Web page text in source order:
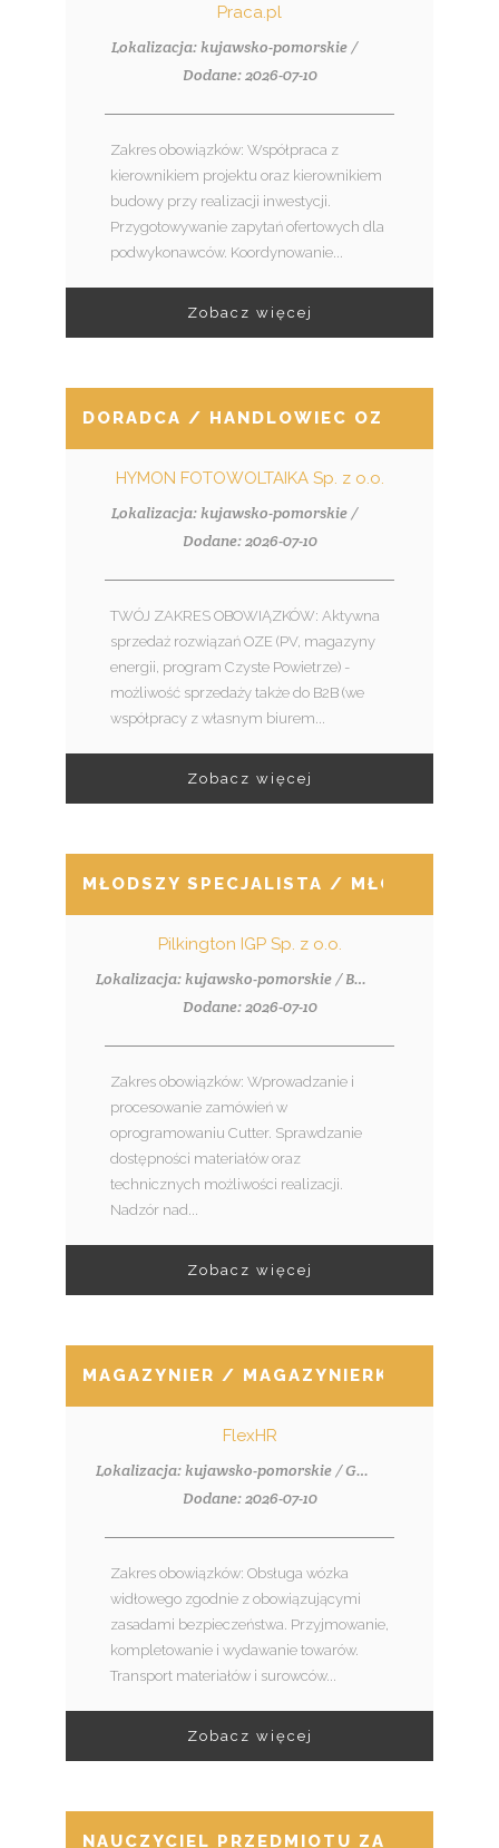
Praca.pl
Lokalizacja: kujawsko-pomorskie /
Dodane: 2026-07-10
Zakres obowiązków: Współpraca z
kierownikiem projektu oraz kierownikiem
budowy przy realizacji inwestycji.
Przygotowywanie zapytań ofertowych dla
podwykonawców. Koordynowanie...
Zobacz więcej
DORADCA / HANDLOWIEC OZE (K/M)
HYMON FOTOWOLTAIKA Sp. z o.o.
Lokalizacja: kujawsko-pomorskie /
Dodane: 2026-07-10
TWÓJ ZAKRES OBOWIĄZKÓW: Aktywna
sprzedaż rozwiązań OZE (PV, magazyny
energii, program Czyste Powietrze) -
możliwość sprzedaży także do B2B (we
współpracy z własnym biurem...
Zobacz więcej
MŁODSZY SPECJALISTA / MŁODSZA
Pilkington IGP Sp. z o.o.
Lokalizacja: kujawsko-pomorskie / Bydgoszcz, ul. Ołowiana 13
Dodane: 2026-07-10
Zakres obowiązków: Wprowadzanie i
procesowanie zamówień w
oprogramowaniu Cutter. Sprawdzanie
dostępności materiałów oraz
technicznych możliwości realizacji.
Nadzór nad...
Zobacz więcej
MAGAZYNIER / MAGAZYNIERKA Z UDT
FlexHR
Lokalizacja: kujawsko-pomorskie / Grudziądz
Dodane: 2026-07-10
Zakres obowiązków: Obsługa wózka
widłowego zgodnie z obowiązującymi
zasadami bezpieczeństwa. Przyjmowanie,
kompletowanie i wydawanie towarów.
Transport materiałów i surowców...
Zobacz więcej
NAUCZYCIEL PRZEDMIOTU